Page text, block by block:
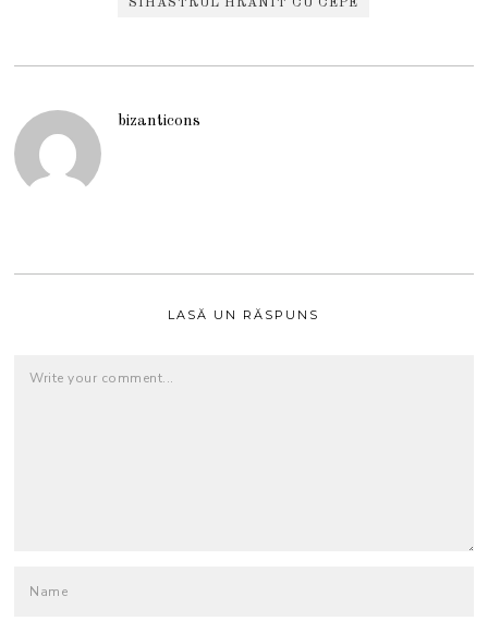
SIHASTRUL HRANIT CU CEPE
bizanticons
LASĂ UN RĂSPUNS